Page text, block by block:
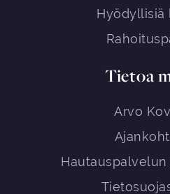
Hyödyllisiä
Tietoa
Arvo